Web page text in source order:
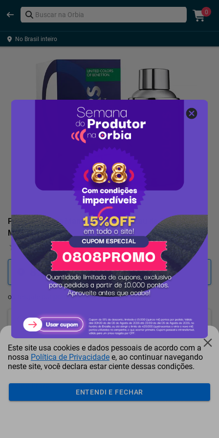
0
No Brasil inteiro
Perfume Colors Man Blue Benetton Eau de Toilette
Masculino 100ml
0 Avaliação
8.435 pontos
ou resgate por pontos + dinheiro
7.592 pontos + R$ 38,78
7.170 pontos + R$ 58,19
6.748 pontos + R$ 77,60
Frete e Prazo
Calcular frete
Este site usa cookies e dados pessoais de acordo com a
nossa Política de Privacidade e, ao continuar navegando
neste site, você declara estar ciente dessas condições.
ENTENDI E FECHAR